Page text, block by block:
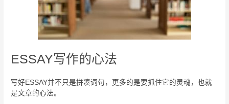
ESSAY写作的心法
写好ESSAY并不只是拼凑词句，更多的是要抓住它的灵魂，也就
是文章的心法。